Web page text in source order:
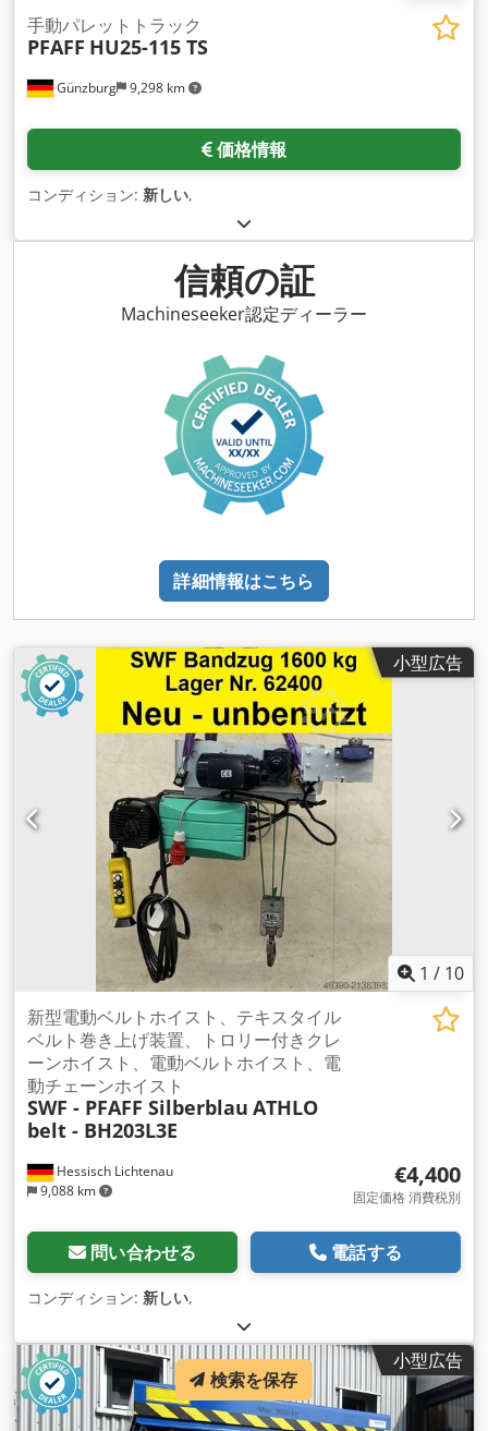
Günzburg 9,298 km
手動パレットトラック
PFAFF HU25-115 TS
価格情報
コンディション: 新しい,
信頼の証
Machineseeker認定ディーラー
詳細情報はこちら
小型広告
1 / 10
Hessisch Lichtenau
9,088 km
新型電動ベルトホイスト、テキスタイル
ベルト巻き上げ装置、トロリー付きクレ
ーンホイスト、電動ベルトホイスト、電
動チェーンホイスト
SWF - PFAFF Silberblau ATHLO
belt - BH203L3E
€4,400
固定価格 消費税別
問い合わせる 電話する
コンディション: 新しい,
小型広告
検索を保存